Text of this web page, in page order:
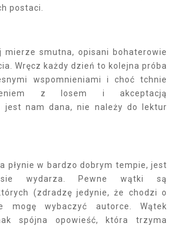
postaci.
mierze smutna, opisani bohaterowie
Wręcz każdy dzień to kolejna próba
wspomnieniami i choć tchnie
z losem i akceptacją
jest nam dana, nie należy do lektur
płynie w bardzo dobrym tempie, jest
wydarza. Pewne wątki są
(zdradzę jedynie, że chodzi o
mogę wybaczyć autorce. Wątek
spójna opowieść, która trzyma